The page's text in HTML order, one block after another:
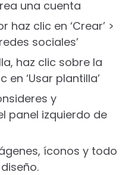
una cuenta
haz clic en ‘Crear’ >
sociales’
haz clic sobre la
en ‘Usar plantilla’
y
panel izquierdo de
íconos y todo